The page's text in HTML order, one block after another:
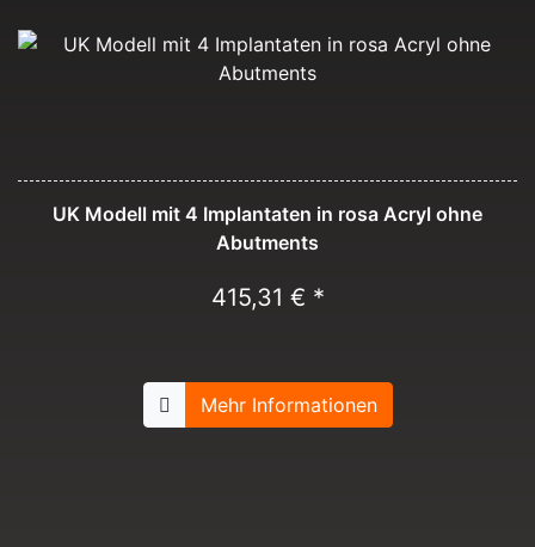
UK Modell mit 4 Implantaten in rosa Acryl ohne
Abutments
415,31 € *
Mehr Informationen